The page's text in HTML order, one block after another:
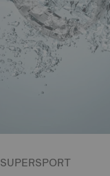
SUPERSPORT